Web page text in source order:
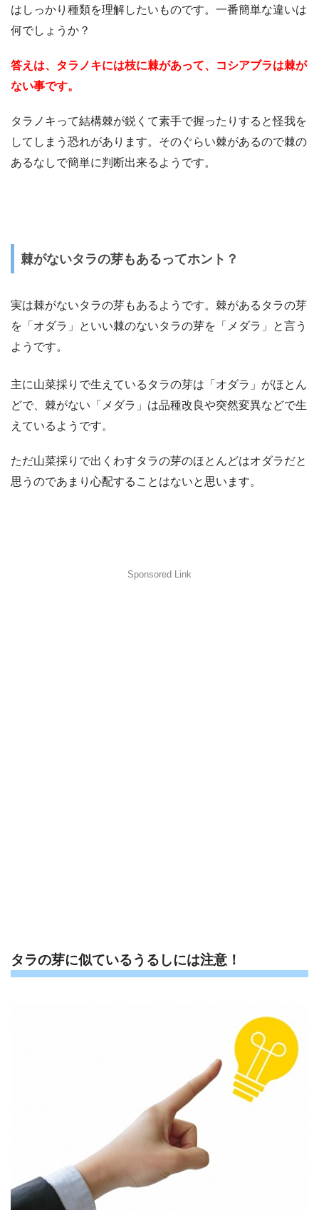
はしっかり種類を理解したいものです。一番簡単な違いは
何でしょうか？
答えは、タラノキには枝に棘があって、コシアブラは棘が
ない事です。
タラノキって結構棘が鋭くて素手で握ったりすると怪我を
してしまう恐れがあります。そのぐらい棘があるので棘の
あるなしで簡単に判断出来るようです。
棘がないタラの芽もあるってホント？
実は棘がないタラの芽もあるようです。棘があるタラの芽
を「オダラ」といい棘のないタラの芽を「メダラ」と言う
ようです。
主に山菜採りで生えているタラの芽は「オダラ」がほとん
どで、棘がない「メダラ」は品種改良や突然変異などで生
えているようです。
ただ山菜採りで出くわすタラの芽のほとんどはオダラだと
思うのであまり心配することはないと思います。
Sponsored Link
タラの芽に似ているうるしには注意！